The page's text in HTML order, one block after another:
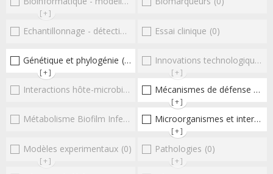
[+]
Echantillonnage - détection et diagnostic (0)
Essai clinique (0)
Génétique et phylogénie (1)
[+]
Innovations technologiques et omiques
[+]
Interactions hôte-microbioteEntérocoques (0)
Mécanismes de défense microbiens
[+]
Métabolisme Biofilm Infections respiratoires (0)
Microorganismes et interactions/réponse de l'hôte
[+]
Modèles experimentaux (0)
[+]
Pathologies (0)
[+]